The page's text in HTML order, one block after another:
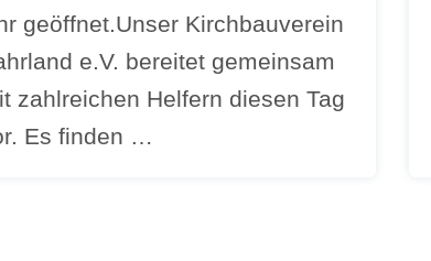
geöffnet.Unser Kirchbauverein
e.V. bereitet gemeinsam
zahlreichen Helfern diesen Tag
Es finden …